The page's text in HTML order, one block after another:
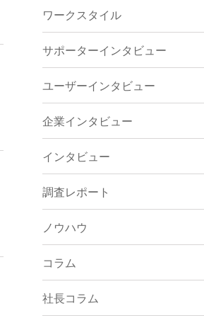
ワークスタイル
サポーターインタビュー
ユーザーインタビュー
企業インタビュー
インタビュー
調査レポート
ノウハウ
コラム
社長コラム